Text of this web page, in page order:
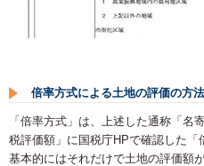
倍率方式による土地の評価の方法
「倍率方式」は、上述した通称「名
税評価額」に国税庁HPで確認した「
基本的にはそれだけで土地の評価額